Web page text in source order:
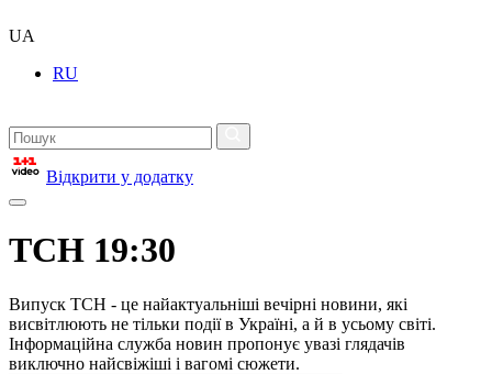
UA
RU
Відкрити у додатку
ТСН 19:30
Випуск ТСН - це найактуальніші вечірні новини, які
висвітлюють не тільки події в Україні, а й в усьому світі.
Інформаційна служба новин пропонує увазі глядачів
виключно найсвіжіші і вагомі сюжети.